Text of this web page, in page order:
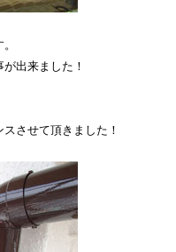
出来ました！
させて頂きました！